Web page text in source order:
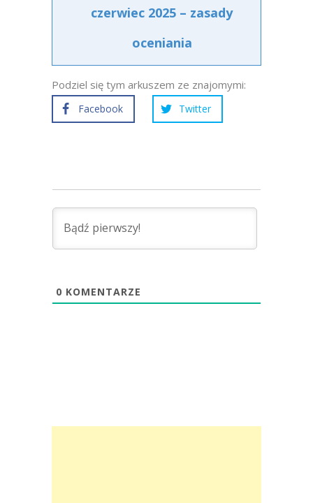
czerwiec 2025 – zasady
oceniania
Podziel się tym arkuszem ze znajomymi:
Facebook Twitter
0 KOMENTARZE